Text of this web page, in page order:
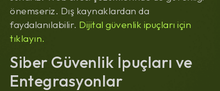
önemseriz. Dış kaynaklardan da
faydalanılabilir. Dijital güvenlik ipuçları için
tıklayın.
Siber Güvenlik İpuçları ve
Entegrasyonlar